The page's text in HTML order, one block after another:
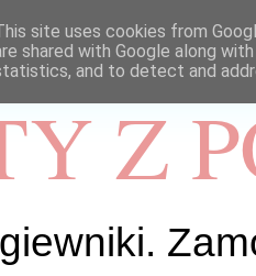
Z
site uses cookies from
shared with Google along
and to detect and